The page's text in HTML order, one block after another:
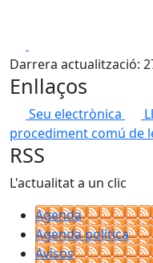
Darrera actualització:
Enllaços
Seu electrònica
procediment comú de
RSS
L'actualitat a un clic
Agenda
Agenda política
Avisos